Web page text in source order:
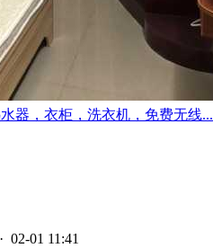
器，衣柜，洗衣机，免费无线...
· 02-01 11:41